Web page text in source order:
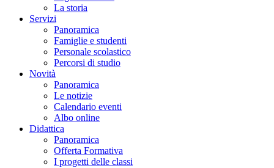
La storia
Servizi
Panoramica
Famiglie e studenti
Personale scolastico
Percorsi di studio
Novità
Panoramica
Le notizie
Calendario eventi
Albo online
Didattica
Panoramica
Offerta Formativa
I progetti delle classi